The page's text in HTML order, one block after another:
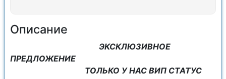
Описание
ЭКСКЛЮЗИВНОЕ
ПРЕДЛОЖЕНИЕ
ТОЛЬКО У НАС ВИП СТАТУС